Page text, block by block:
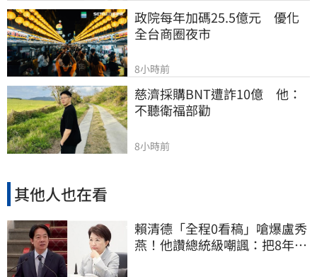
政院每年加碼25.5億元　優化
全台商圈夜市
8小時前
慈濟採購BNT遭詐10億　他：
不聽衛福部勸
8小時前
其他人也在看
賴清德「全程0看稿」嗆爆盧秀
燕！他讚總統級嘲諷：把8年總